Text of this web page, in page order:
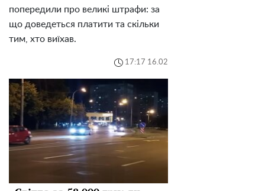
попередили про великі штрафи: за
що доведеться платити та скільки
тим, хто виїхав.
17:17 16.02